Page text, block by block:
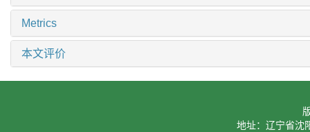
Metrics
本文评价
地址：辽宁省沈